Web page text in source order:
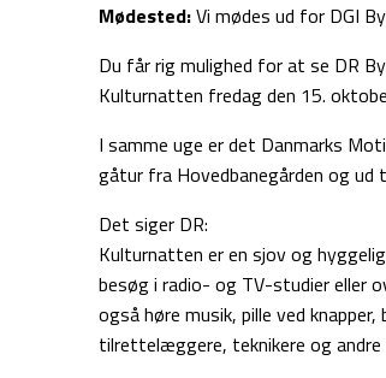
Mødested:Vi mødes ud for DGI
Du får rig mulighed for at se DR
Kulturnatten fredag den 15.
I samme uge er det Danmarks
gåtur fra Hovedbanegården og ud
Det siger DR:
Kulturnatten er en sjov og
besøg i radio- og TV-studier eller
også høre musik, pille ved knapper,
tilrettelæggere, teknikere og andre